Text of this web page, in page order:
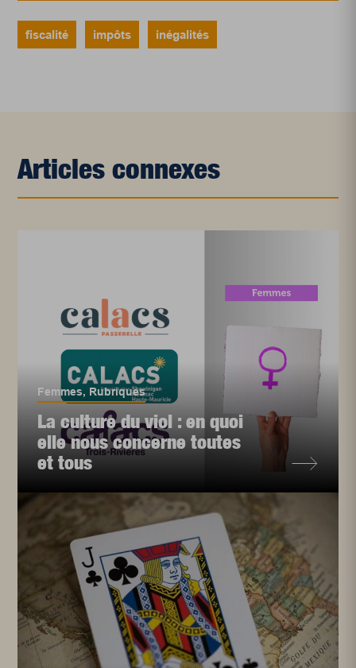
fiscalité impôts inégalités
Articles connexes
Femmes, Rubriques
La culture du viol : en quoi
elle nous concerne toutes
et tous